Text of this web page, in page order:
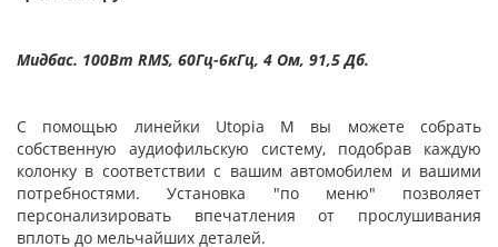
Мидбас. 100Вт RMS, 60Гц-6кГц, 4 Ом, 91,5 Дб.
С помощью линейки Utopia M вы можете собрать
собственную аудиофильскую систему, подобрав каждую
колонку в соответствии с вашим автомобилем и вашими
потребностями. Установка "по меню" позволяет
персонализировать впечатления от прослушивания
вплоть до мельчайших деталей.